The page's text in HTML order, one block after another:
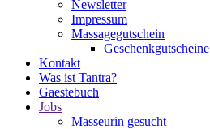
Newsletter
Impressum
Massagegutschein
Geschenkgutscheine
Kontakt
Was ist Tantra?
Gaestebuch
Jobs
Masseurin gesucht